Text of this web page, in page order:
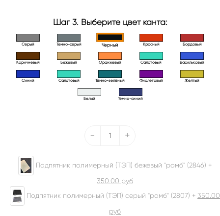
Шаг 3. Выберите цвет канта:
Серый Темно-серый Черный Красный Бордовый
Коричневый Бежевый Оранжевый Салатовый Васильковый
Синий Салатовый Тёмно-зелёный Фиолетовый Желтый
Белый Тёмно-синий
- +
Подпятник полимерный (ТЭП) бежевый "ромб" (2846) +
350.00 руб
Подпятник полимерный (ТЭП) серый "ромб" (2807) + 350.00
руб